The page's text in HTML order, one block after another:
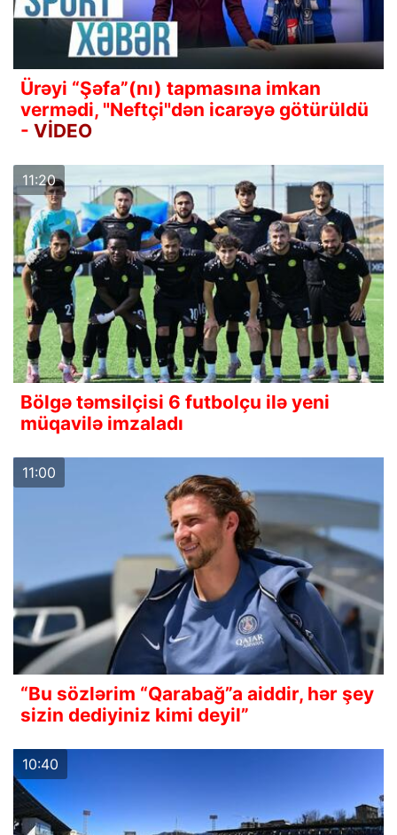
Ürəyi “Şəfa”(nı) tapmasına imkan
vermədi, "Neftçi"dən icarəyə götürüldü
- VİDEO
11:20
Bölgə təmsilçisi 6 futbolçu ilə yeni
müqavilə imzaladı
11:00
“Bu sözlərim “Qarabağ”a aiddir, hər şey
sizin dediyiniz kimi deyil”
10:40